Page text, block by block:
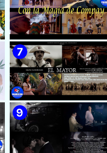
🟡 María Montenegro -
¨Confía¨ 📺 Videoclip. CUBA
🟡 Grupo Compay Segundo ||
¨Con La Magia de Compay¨ ||
Música popular tradicional
cubana || Videoclip || CUBA
🟡 Silvio Rodríguez - ¨El